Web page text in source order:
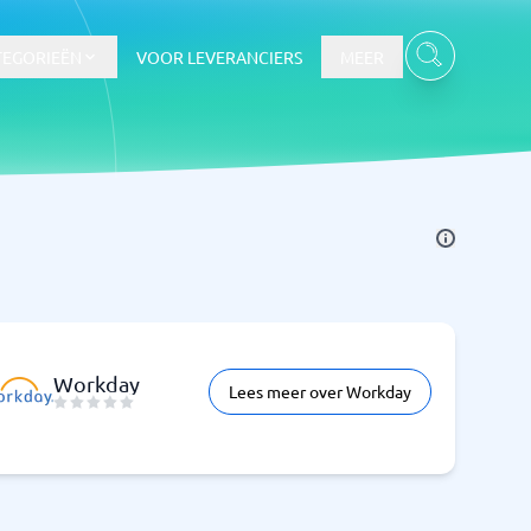
VOOR LEVERANCIERS
Workday Lees meer over Workday